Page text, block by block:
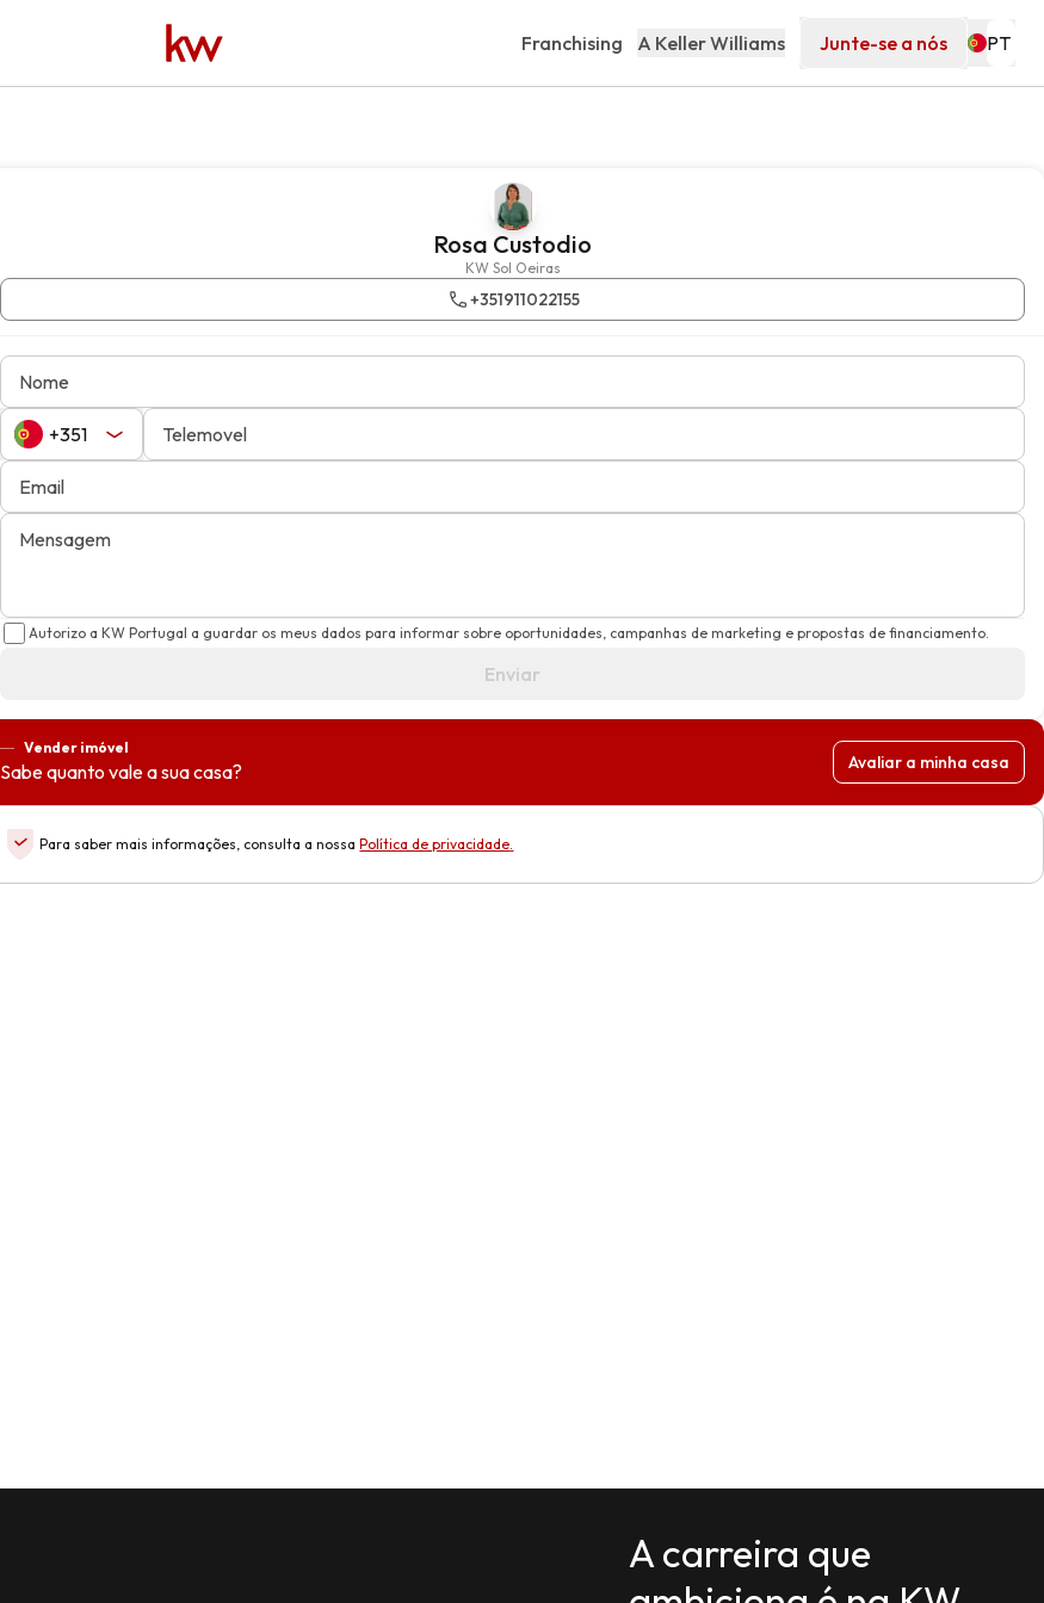
Franchising A Keller Williams Junte-se a nós
Rosa Custodio
KW Sol Oeiras
+351911022155
Nome
Telemovel
Email
Mensagem
Autorizo a KW Portugal a guardar os meus dados para informar sobre oportunidades, campanhas de marketing e propostas de financiamento.
Enviar
Vender imóvel
Sabe quanto vale a sua casa? Avaliar a minha casa
Para saber mais informações, consulta a nossa Política de privacidade.
A carreira que